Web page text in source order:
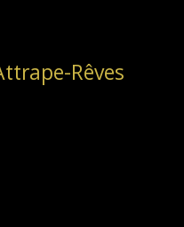
Rêves